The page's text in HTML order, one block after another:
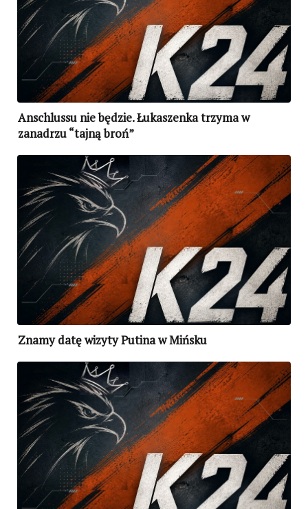
Anschlussu nie będzie. Łukaszenka trzyma w
zanadrzu “tajną broń”
Znamy datę wizyty Putina w Mińsku